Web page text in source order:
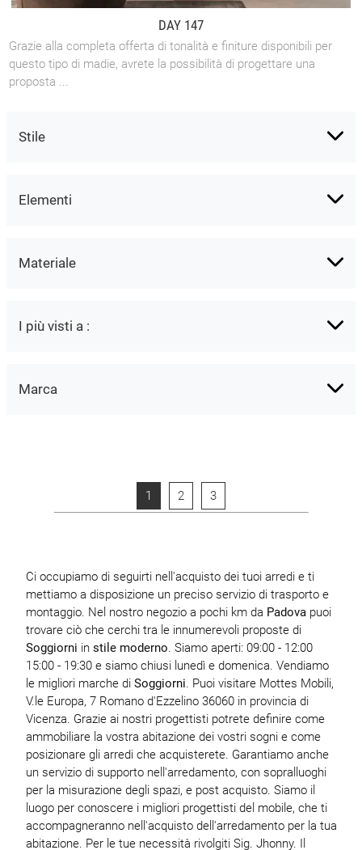
Stile
Elementi
Materiale
I più visti a :
Marca
DAY 147
Grazie alla completa offerta di tonalità e finiture disponibili per
questo tipo di madie, avrete la possibilità di progettare una
proposta ...
1 2 3
Ci occupiamo di seguirti nell'acquisto dei tuoi arredi e ti
mettiamo a disposizione un preciso servizio di trasporto e
montaggio. Nel nostro negozio a pochi km da Padovapuoi
trovare ciò che cerchi tra le innumerevoli proposte di
Soggiorni in stile moderno. Siamo aperti: 09:00 - 12:00
15:00 - 19:30 e siamo chiusi lunedì e domenica. Vendiamo
le migliori marche di Soggiorni. Puoi visitare Mottes Mobili,
V.le Europa, 7 Romano d'Ezzelino 36060 in provincia di
Vicenza. Grazie ai nostri progettisti potrete definire come
ammobiliare la vostra abitazione dei vostri sogni e come
posizionare gli arredi che acquisterete. Garantiamo anche
un servizio di supporto nell'arredamento, con sopralluoghi
per la misurazione degli spazi, e post acquisto. Siamo il
luogo per conoscere i migliori progettisti del mobile, che ti
accompagneranno nell'acquisto dell'arredamento per la tua
abitazione. Per le tue necessità rivolgiti Sig. Jhonny. Il